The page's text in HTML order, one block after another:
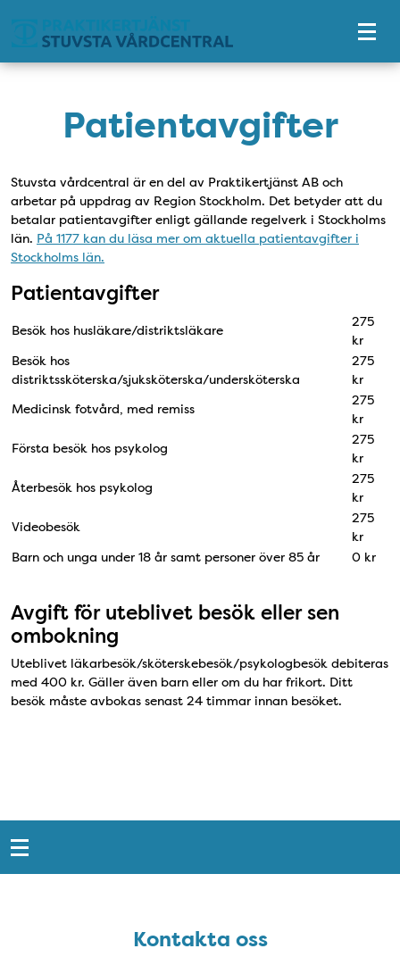
Patientavgifter
Stuvsta vårdcentral är en del av Praktikertjänst AB och
arbetar på uppdrag av Region Stockholm. Det betyder att du
betalar patientavgifter enligt gällande regelverk i Stockholms
län. På 1177 kan du läsa mer om aktuella patientavgifter i
Stockholms län.
Patientavgifter
Besök hos husläkare/distriktsläkare
275
kr
Besök hos
distriktssköterska/sjuksköterska/undersköterska
275
kr
Medicinsk fotvård, med remiss
275
kr
Första besök hos psykolog
275
kr
Återbesök hos psykolog
275
kr
Videobesök
275
kr
Barn och unga under 18 år samt personer över 85 år
0 kr
Avgift för uteblivet besök eller sen
ombokning
Uteblivet läkarbesök/sköterskebesök/psykologbesök debiteras
med 400 kr. Gäller även barn eller om du har frikort. Ditt
besök måste avbokas senast 24 timmar innan besöket.
Snabblänkar
Kontakta ossKontakta oss